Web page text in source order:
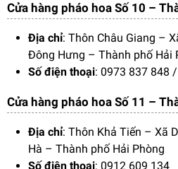
Cửa hàng pháo hoa Số 10 –
Địa chỉ: Thôn Châu Giang –
Đông Hưng – Thành phố Hải
Số điện thoại: 0973 837 848
Cửa hàng pháo hoa Số 11 –
Địa chỉ: Thôn Khả Tiến – Xã
Hà – Thành phố Hải Phòng
Số điện thoại: 0912 609 134